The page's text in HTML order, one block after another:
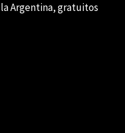
Argentina, gratuitos